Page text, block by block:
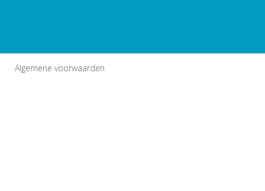
Algemene voorwaarden